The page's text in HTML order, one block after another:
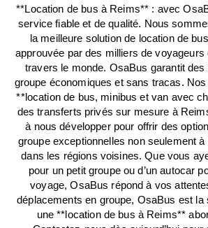
**Location de bus à Reims** : avec
service fiable et de qualité. Nous
la meilleure solution de location de
approuvée par des milliers de voyageurs
travers le monde. OsaBus garantit
groupe économiques et sans tracas.
**location de bus, minibus et van avec
des transferts privés sur mesure à
à nous développer pour offrir des
groupe exceptionnelles non seulement
dans les régions voisines. Que vous
pour un petit groupe ou d’un autocar
voyage, OsaBus répond à vos
déplacements en groupe, OsaBus est la
une **location de bus à Reims**